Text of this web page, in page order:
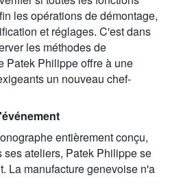
les opérations de démontage,
et réglages. C'est dans
les méthodes de
Patek Philippe offre à une
un nouveau chef-
entièrement conçu,
ateliers, Patek Philippe se
La manufacture genevoise n'a